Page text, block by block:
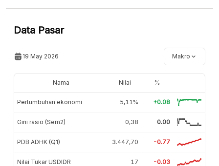
Data Pasar
19 May 2026 Makro
Nama Nilai %
Pertumbuhan ekonomi 5,11% +0.08
Gini rasio (Sem2) 0,38 0.00
PDB ADHK (Q1) 3.447,70 -0.77
Nilai Tukar USDIDR 17 -0.03